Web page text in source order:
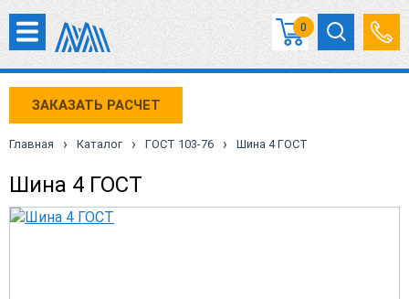
0
ЗАКАЗАТЬ РАСЧЕТ
Главная › Каталог › ГОСТ 103-76 › Шина 4 ГОСТ
Шина 4 ГОСТ